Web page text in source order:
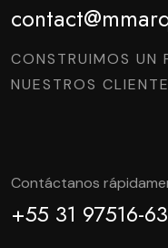
CONSTRUIMOS UN
NUESTROS
Contáctanos
+55 31 97516-